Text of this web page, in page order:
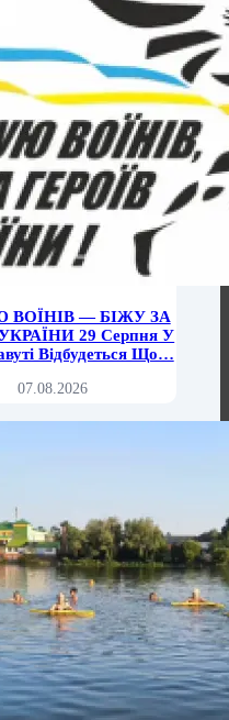
— БІЖУ ЗА
29 Серпня У
Відбудеться Що…
07.08.2026